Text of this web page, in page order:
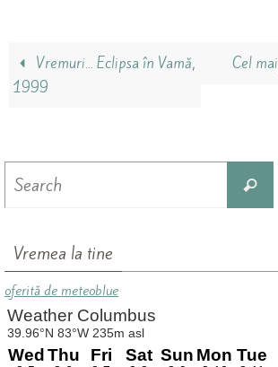
Vremuri… Eclipsa în Vamă,
1999
Cel
Search
Vremea la tine
oferită de meteoblue